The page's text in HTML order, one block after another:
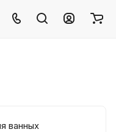
ванных